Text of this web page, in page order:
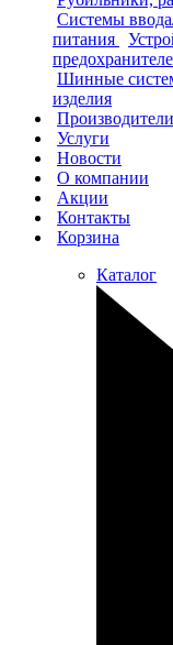
Системы
питания
Шинные
изделия
Производители
Услуги
Новости
О компании
Акции
Контакты
Корзина
Каталог